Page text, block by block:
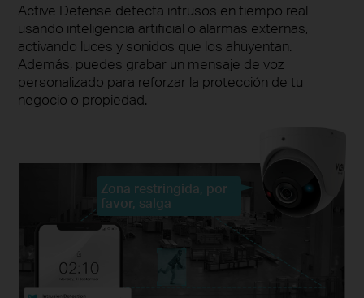
Active Defense detecta intrusos en tiempo real
usando inteligencia artificial o alarmas externas,
activando luces y sonidos que los ahuyentan.
Además, puedes grabar un mensaje de voz
personalizado para reforzar la protección de tu
negocio o propiedad.
Zona restringida, por
favor, salga